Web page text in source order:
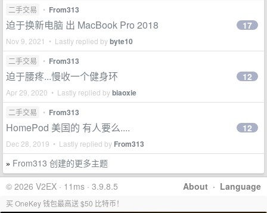
二手交易 • From313
迫于换新电脑 出 MacBook Pro 2018
Nov 9, 2021 • Lastly replied bybyte10
17
二手交易 • From313
迫于腰疼...慢收一个健身环
Apr 29, 2020 • Lastly replied bybiaoxie
12
二手交易 • From313
HomePod 美国的 有人要么....
Dec 28, 2019 • Lastly replied by From313
12
» From313 创建的更多主题
About · Language
© 2026 V2EX · 11ms · 3.9.8.5
买 OneKey 钱包最高送 $50 比特币！